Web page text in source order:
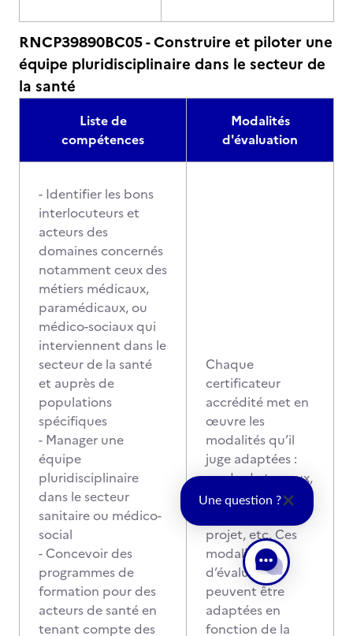
RNCP39890BC05 - Construire et piloter une
équipe pluridisciplinaire dans le secteur de
la santé
Liste de
compétences
Modalités
d'évaluation
- Identifier les bons
interlocuteurs et
acteurs des
domaines concernés
notamment ceux des
métiers médicaux,
paramédicaux, ou
médico-sociaux qui
interviennent dans le
secteur de la santé
et auprès de
populations
spécifiques
- Manager une
équipe
pluridisciplinaire
dans le secteur
sanitaire ou médico-
social
- Concevoir des
programmes de
formation pour des
acteurs de santé en
tenant compte des
Chaque
certificateur
accrédité met en
œuvre les
modalités qu’il
juge adaptées :
rendu de travaux,
mise en situation,
projet, etc. Ces
modalités
d’évaluation
peuvent être
adaptées en
fonction de la
Une question ?